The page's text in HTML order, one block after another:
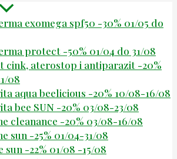
exomega spf50 -30% 01/05 do
protect -50% 01/04 do 31/08
cink, aterostop i antiparazit -20%
08
aqua beelicious -20% 10/08-16/08
bee SUN -20% 03/08-23/08
cleanance -20% 03/08-16/08
sun -25% 01/04-31/08
sun -22% 01/08 -15/08